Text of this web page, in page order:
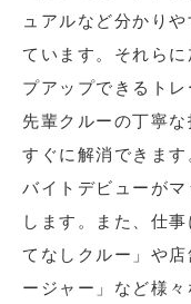
ュアルなど分かり
ています。それら
プアップできるト
先輩クルーの丁寧
すぐに解消できます
バイトデビューが
します。また、仕
てなしクルー」や
ージャー」など様